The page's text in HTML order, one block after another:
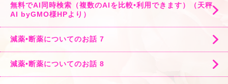
無料でAI同時検索（複数のAIを比較•利用できます）（天秤
AI byGMO様HPより）
減薬•断薬についてのお話 7
減薬•断薬についてのお話 8